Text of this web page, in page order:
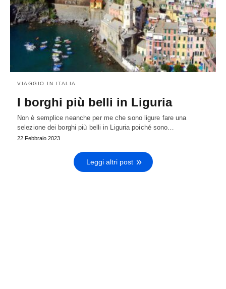
VIAGGIO IN ITALIA
I borghi più belli in Liguria
Non è semplice neanche per me che sono ligure fare una
selezione dei borghi più belli in Liguria poiché sono…
22 Febbraio 2023
Leggi altri post